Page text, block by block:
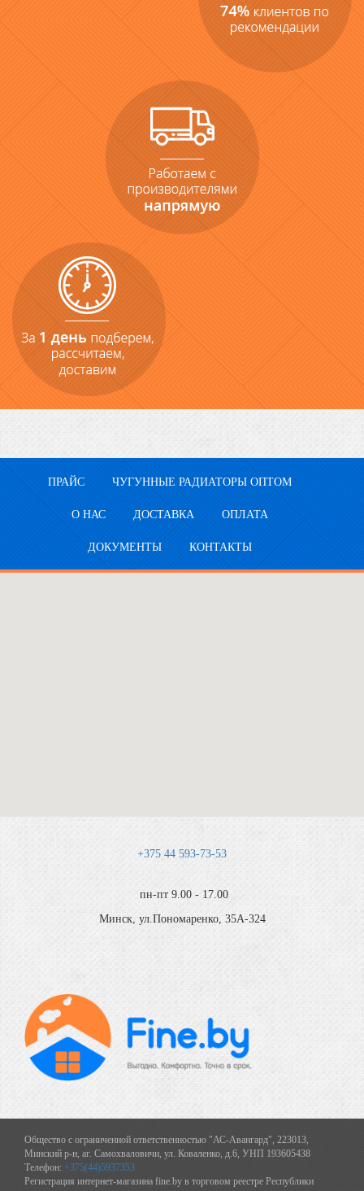
ПРАЙС ЧУГУННЫЕ РАДИАТОРЫ ОПТОМ
О НАС ДОСТАВКА ОПЛАТА
ДОКУМЕНТЫ КОНТАКТЫ
+375 44 593-73-53
пн-пт 9.00 - 17.00
Минск, ул.Пономаренко, 35А-324
Общество с ограниченной ответственностью "АС-Авангард", 223013,
Минский р-н, аг. Самохваловичи, ул. Коваленко, д.6, УНП 193605438
Телефон: +375(44)5937353
Регистрация интернет-магазина fine.by в торговом реестре Республики